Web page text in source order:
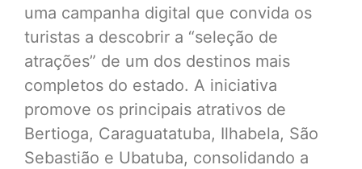
uma campanha digital que convida os
turistas a descobrir a “seleção de
atrações” de um dos destinos mais
completos do estado. A iniciativa
promove os principais atrativos de
Bertioga, Caraguatatuba, Ilhabela, São
Sebastião e Ubatuba, consolidando a